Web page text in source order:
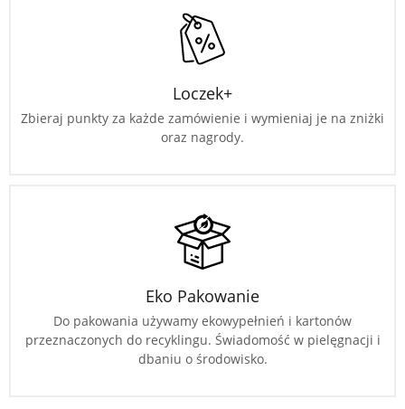
Loczek+
Zbieraj punkty za każde zamówienie i wymieniaj je na zniżki
oraz nagrody.
Eko Pakowanie
Do pakowania używamy ekowypełnień i kartonów
przeznaczonych do recyklingu. Świadomość w pielęgnacji i
dbaniu o środowisko.